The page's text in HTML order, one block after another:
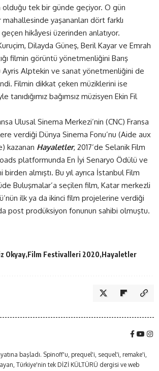
tek bir günde geçiyor. O gün
mahallesinde yaşananları dört farklı
hikâyesi üzerinden anlatıyor.
Dilayda Güneş, Beril Kayar ve Emrah
filmin görüntü yönetmenliğini Barış
Ayris Alptekin ve sanat yönetmenliğini de
Filmin dikkat çeken müziklerini ise
bağımsız müzisyen Ekin Fil
Ulusal Sinema Merkezi’nin (CNC) Fransa
verdiği Dünya Sinema Fonu’nu (Aide aux
kazanan Hayaletler, 2017’de Selanik Film
platformunda En İyi Senaryo Ödülü ve
birden almıştı. Bu yıl ayrıca İstanbul Film
Buluşmalar’a seçilen film, Katar merkezli
ilk ya da ikinci film projelerine verdiği
post prodüksiyon fonunun sahibi olmuştu.
Okyay Film Festivalleri 2020 Hayaletler
başladı. Spinoff'u, prequel'i, sequel'i, remake'i,
Türkiye'nin tek DİZİ KÜLTÜRÜ dergisi ve web